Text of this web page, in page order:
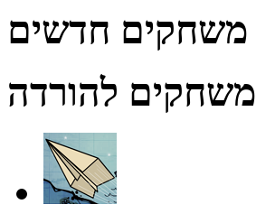
משחקים חדשים
משחקים להורדה